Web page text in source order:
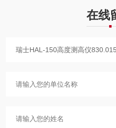
在线